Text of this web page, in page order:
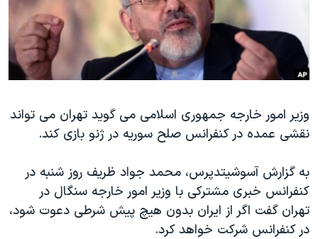
حقوق شهروندی
اقتصادی
اسرائیل در جنگ
گالری عکس
آرشیو پخش زنده
انتخابات ریاست جمهوری آمریکا ۲۰۲۴
حمله جمهوری اسلامی به اسرائیل
ورزش زنان در ایران
اعتراضات زن، زندگی، آزادی
مجموعه مستندهای دادخواهی
تریبونال مردمی آبان ۹۸
دادگاه حمید نوری
زبانهای مختلف
وزیر امور خارجه جمهوری اسلامی می گوید تهران می تواند
نقشی عمده در کنفرانس صلح سوریه در ژنو بازی کند.
به گزارش آسوشیتدپرس، محمد جواد ظریف روز شنبه در
کنفرانس خبری مشترکی با وزیر امور خارجه سنگال در
تهران گفت اگر از ایران بدون هیچ پیش شرطی دعوت شود،
در کنفرانس شرکت خواهد کرد.